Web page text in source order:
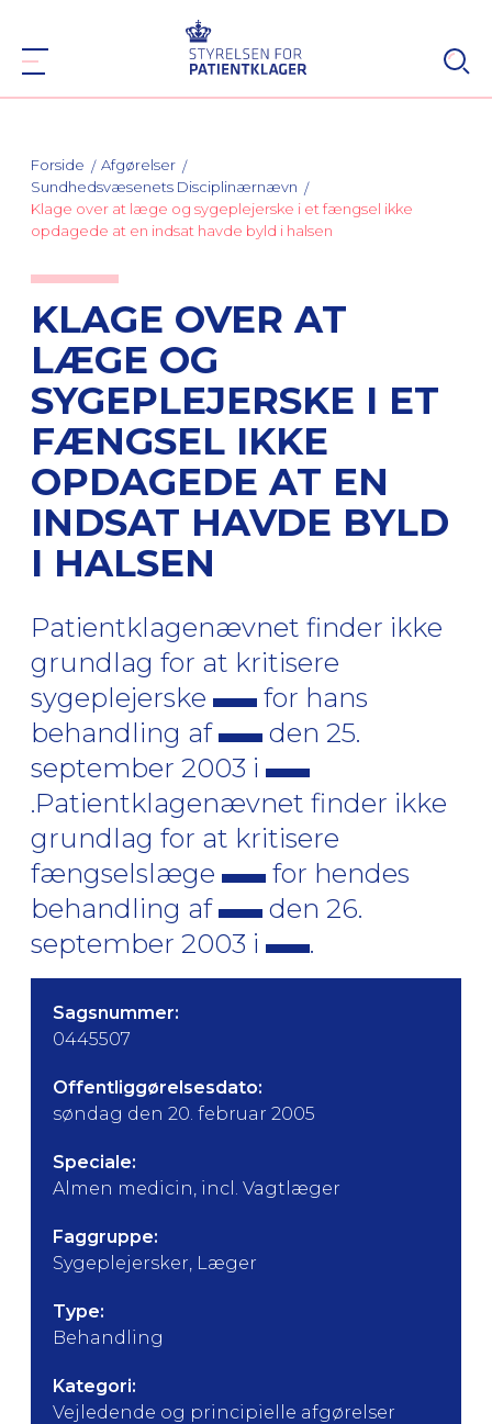
Forside
Afgørelser
Sundhedsvæsenets Disciplinærnævn
Klage over at læge og sygeplejerske i et fængsel ikke
opdagede at en indsat havde byld i halsen
KLAGE OVER AT
LÆGE OG
SYGEPLEJERSKE I ET
FÆNGSEL IKKE
OPDAGEDE AT EN
INDSAT HAVDE BYLD
I HALSEN
Patientklagenævnet finder ikke
grundlag for at kritisere
sygeplejerske
for hans
behandling af
den 25.
september 2003 i
.Patientklagenævnet finder ikke
grundlag for at kritisere
fængselslæge
for hendes
behandling af
den 26.
september 2003 i
.
Sagsnummer:
0445507
Offentliggørelsesdato:
søndag den 20. februar 2005
Speciale:
Almen medicin, incl. Vagtlæger
Faggruppe:
Sygeplejersker, Læger
Type:
Behandling
Kategori:
Vejledende og principielle afgørelser